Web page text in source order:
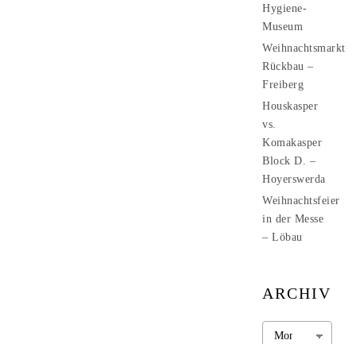
Hygiene-
Museum
Weihnachtsmarkt
Rückbau –
Freiberg
Houskasper
vs.
Komakasper
Block D. –
Hoyerswerda
Weihnachtsfeier
in der Messe
– Löbau
ARCHIV
Archiv